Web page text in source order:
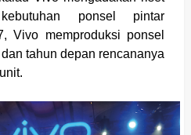
ponsel pintar
Vivo memproduksi ponsel
tahun depan rencananya